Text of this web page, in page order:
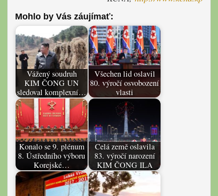
Mohlo by Vás záujímať:
Vážený soudruh
KIM ČONG UN
sledoval komplexní…
Všechen lid oslavil
80. výročí osvobození
vlasti
Konalo se 9. plénum
8. Ústředního výboru
Korejské…
Celá země oslavila
83. výročí narození
KIM ČONG ILA